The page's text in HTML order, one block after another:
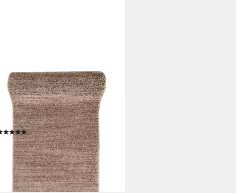
MAZOVIA
Läufer Läufer Flurläufer Einfarbig für
Vorzimmer, Küche - Beige, 70 x 150
cm, Kurzflor, Meterware, Höhe 10
(4)
ab 26,99 € UVP71,99 €
lieferbar - in 6-7 Werktagen bei dir